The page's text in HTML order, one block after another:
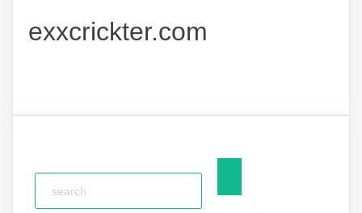
exxcrickter.com